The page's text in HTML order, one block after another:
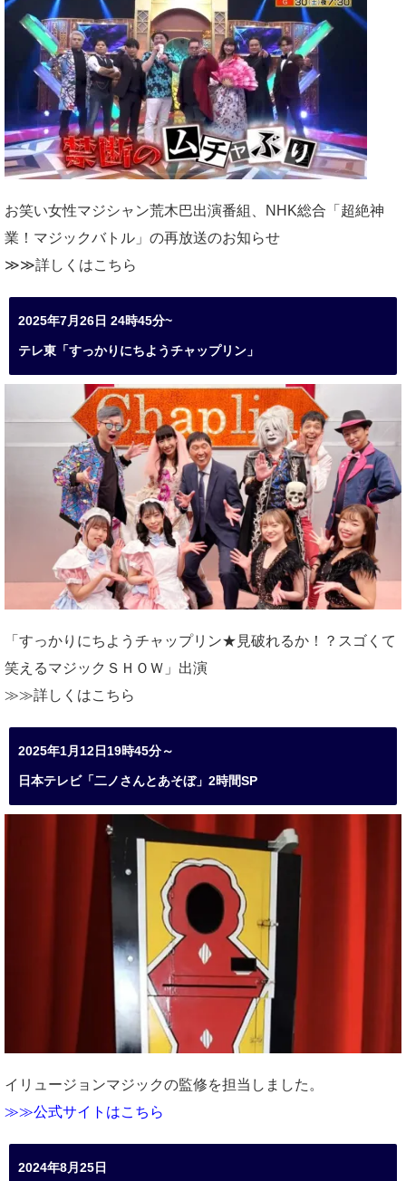
お笑い女性マジシャン荒木巴出演番組、
NHK総合「超絶神
業！マジックバトル」の再放送のお知らせ
≫≫詳しくはこちら
2025年7月26日 24時45分~
テレ東「すっかりにちようチャップリン」
「すっかりにちようチャップリン★見破れるか！？スゴくて
笑えるマジックＳＨＯＷ」出演
≫≫詳しくはこちら
2025年1月12日19時45分～
日本テレビ「二ノさんとあそぼ」2時間SP
イリュージョンマジックの監修を担当しました。
≫≫公式サイトはこちら
2024年8月25日